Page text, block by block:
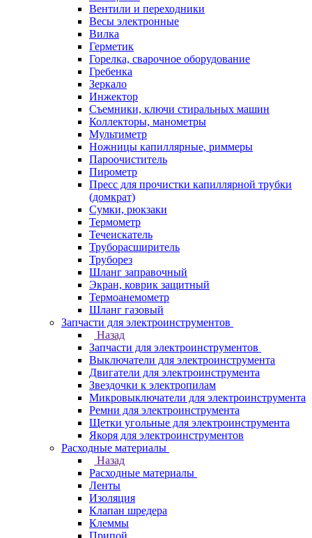
Вентили и переходники
Весы электронные
Вилка
Герметик
Горелка, сварочное оборудование
Гребенка
Зеркало
Инжектор
Съемники, ключи стиральных машин
Коллекторы, манометры
Мультиметр
Ножницы капиллярные, риммеры
Пароочиститель
Пирометр
Пресс для прочистки капиллярной трубки
(домкрат)
Сумки, рюкзаки
Термометр
Течеискатель
Труборасширитель
Труборез
Шланг заправочный
Экран, коврик защитный
Термоанемометр
Шланг газовый
Запчасти для электроинструментов
Назад
Запчасти для электроинструментов
Выключатели для электроинструмента
Двигатели для электроинструмента
Звездочки к электропилам
Микровыключатели для электроинструмента
Ремни для электроинструмента
Щетки угольные для электроинструмента
Якоря для электроинструментов
Расходные материалы
Назад
Расходные материалы
Ленты
Изоляция
Клапан шредера
Клеммы
Припой